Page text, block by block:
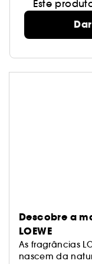
Este
Descobre a
LOEWE
As fragrâncias
nascem da